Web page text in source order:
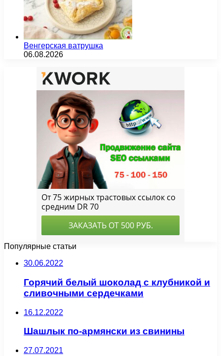
Венгерская ватрушка
06.08.2026
Популярные статьи
30.06.2022
Горячий белый шоколад с клубникой и
сливочными сердечками
16.12.2022
Шашлык по-армянски из свинины
27.07.2021